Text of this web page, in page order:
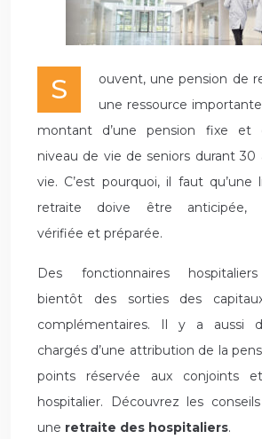
Souvent, une pension de retraite constitue
une ressource
montant d’une pension fixe et
niveau de vie de seniors durant 30
vie. C’est pourquoi, il faut qu’une
retraite doive être anticipée,
vérifiée et préparée.
Des fonctionnaires
bientôt des sorties des
complémentaires. Il y a aussi
chargés d’une attribution de la
points réservée aux conjoints
hospitalier. Découvrez les
une retraite des hospitaliers.